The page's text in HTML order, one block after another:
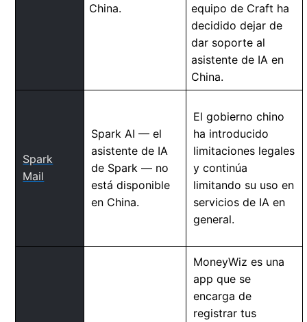
China.
equipo de Craft ha
decidido dejar de
dar soporte al
asistente de IA en
China.
Spark
Mail
Spark AI — el
asistente de IA
de Spark — no
está disponible
en China.
El gobierno chino
ha introducido
limitaciones legales
y continúa
limitando su uso en
servicios de IA en
general.
MoneyWiz es una
app que se
encarga de
registrar tus